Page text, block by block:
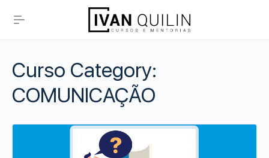
Curso Category:
COMUNICAÇÃO